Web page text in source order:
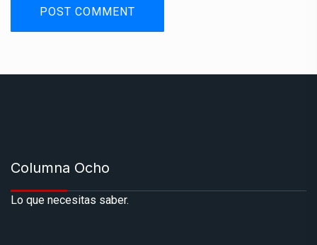
Columna Ocho
Lo que necesitas saber.